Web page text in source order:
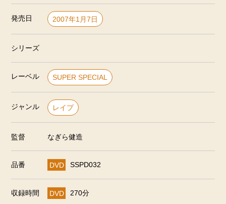
発売日 2007年1月7日
シリーズ
レーベル SUPER SPECIAL
ジャンル レイプ
監督 なぎら健造
品番 DVD SSPD032
収録時間 DVD 270分